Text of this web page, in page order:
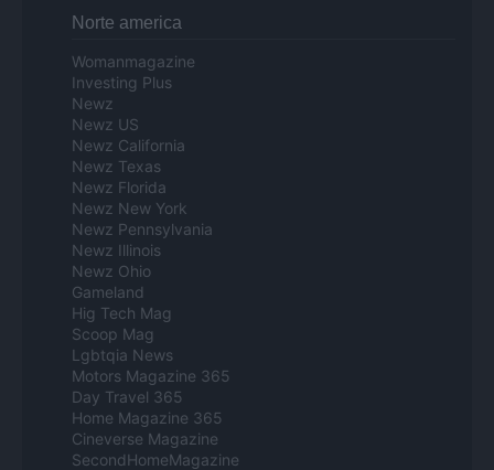
Norte america
Womanmagazine
Investing Plus
Newz
Newz US
Newz California
Newz Texas
Newz Florida
Newz New York
Newz Pennsylvania
Newz Illinois
Newz Ohio
Gameland
Hig Tech Mag
Scoop Mag
Lgbtqia News
Motors Magazine 365
Day Travel 365
Home Magazine 365
Cineverse Magazine
SecondHomeMagazine